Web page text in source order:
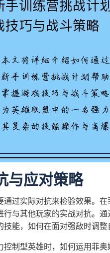
与应对策略
通过实际对抗来检验效果。
行与其他玩家的实战对抗。
能，如何在面对强敌时调整
控制型英雄时，如何运用菲